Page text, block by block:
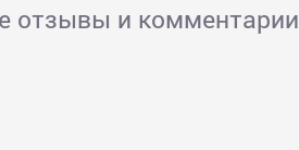
отзывы и комментарии